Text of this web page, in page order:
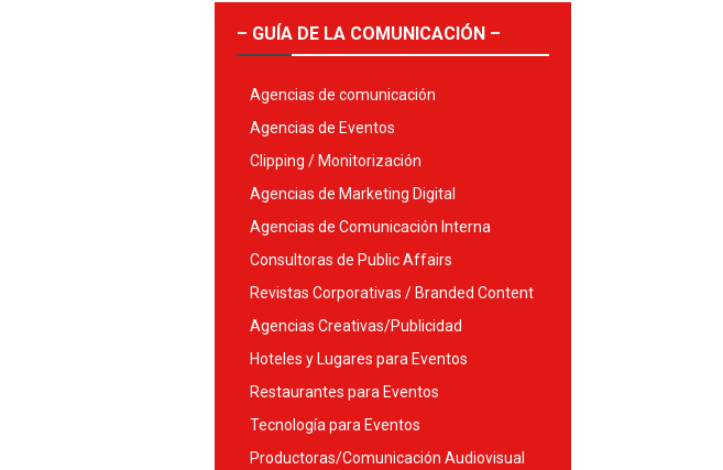
– GUÍA DE LA COMUNICACIÓN –
Agencias de comunicación
Agencias de Eventos
Clipping / Monitorización
Agencias de Marketing Digital
Agencias de Comunicación Interna
Consultoras de Public Affairs
Revistas Corporativas / Branded Content
Agencias Creativas/Publicidad
Hoteles y Lugares para Eventos
Restaurantes para Eventos
Tecnología para Eventos
Productoras/Comunicación Audiovisual